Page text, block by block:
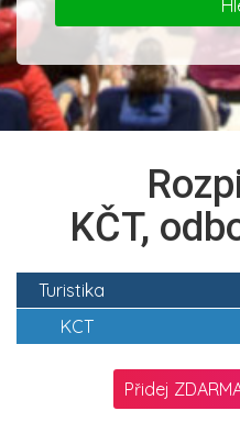
KČT,
Turistika
KCT
Přidej